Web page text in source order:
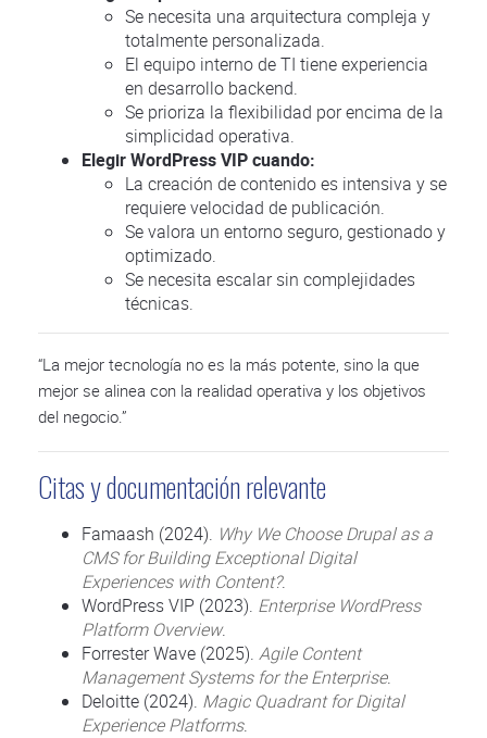
Se necesita una arquitectura compleja y
totalmente personalizada.
El equipo interno de TI tiene experiencia
en desarrollo backend.
Se prioriza la flexibilidad por encima de la
simplicidad operativa.
Elegir WordPress VIP cuando:
La creación de contenido es intensiva y se
requiere velocidad de publicación.
Se valora un entorno seguro, gestionado y
optimizado.
Se necesita escalar sin complejidades
técnicas.
“La mejor tecnología no es la más potente, sino la que
mejor se alinea con la realidad operativa y los objetivos
del negocio.”
Citas y documentación relevante
Famaash (2024). Why We Choose Drupal as a
CMS for Building Exceptional Digital
Experiences with Content?.
WordPress VIP (2023). Enterprise WordPress
Platform Overview.
Forrester Wave (2025). Agile Content
Management Systems for the Enterprise.
Deloitte (2024). Magic Quadrant for Digital
Experience Platforms.